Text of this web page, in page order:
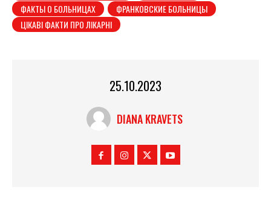
ФАКТЫ О БОЛЬНИЦАХ
ФРАНКОВСКИЕ БОЛЬНИЦЫ
ЦІКАВІ ФАКТИ ПРО ЛІКАРНІ
25.10.2023
DIANA KRAVETS